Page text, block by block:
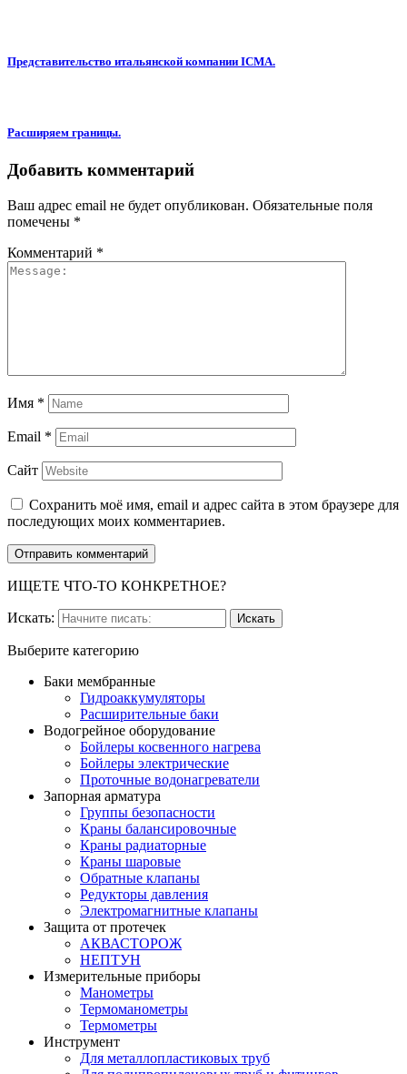
Представительство итальянской компании ICMA.
Расширяем границы.
Добавить комментарий
Ваш адрес email не будет опубликован. Обязательные поля
помечены *
Комментарий *
Имя *
Email *
Сайт
Сохранить моё имя, email и адрес сайта в этом браузере для
последующих моих комментариев.
ИЩЕТЕ ЧТО-ТО КОНКРЕТНОЕ?
Искать:
Выберите категорию
Баки мембранные
Гидроаккумуляторы
Расширительные баки
Водогрейное оборудование
Бойлеры косвенного нагрева
Бойлеры электрические
Проточные водонагреватели
Запорная арматура
Группы безопасности
Краны балансировочные
Краны радиаторные
Краны шаровые
Обратные клапаны
Редукторы давления
Электромагнитные клапаны
Защита от протечек
АКВАСТОРОЖ
НЕПТУН
Измерительные приборы
Манометры
Термоманометры
Термометры
Инструмент
Для металлопластиковых труб